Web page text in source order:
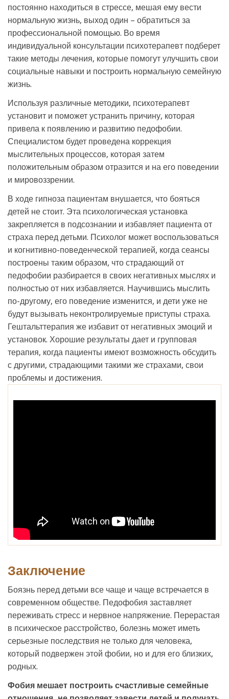
постоянно находиться в стрессе, мешая ему вести
нормальную жизнь, выход один – обратиться за
профессиональной помощью. Во время
индивидуальной консультации психотерапевт подберет
такие методы лечения, которые помогут улучшить свои
социальные навыки и построить нормальную семейную
жизнь.
Используя различные методики, психотерапевт
установит и поможет устранить причину, которая
привела к появлению и развитию педофобии.
Специалистом будет проведена коррекция
мыслительных процессов, которая затем
положительным образом отразится и на его поведении
и мировоззрении.
В ходе гипноза пациентам внушается, что бояться
детей не стоит. Эта психологическая установка
закрепляется в подсознании и избавляет пациента от
страха перед детьми. Психолог может воспользоваться
и когнитивно-поведенческой терапией, когда сеансы
построены таким образом, что страдающий от
педофобии разбирается в своих негативных мыслях и
полностью от них избавляется. Научившись мыслить
по-другому, его поведение изменится, и дети уже не
будут вызывать неконтролируемые приступы страха.
Гештальттерапия же избавит от негативных эмоций и
установок. Хорошие результаты дает и групповая
терапия, когда пациенты имеют возможность обсудить
с другими, страдающими такими же страхами, свои
проблемы и достижения.
Заключение
Боязнь перед детьми все чаще и чаще встречается в
современном обществе. Педофобия заставляет
переживать стресс и нервное напряжение. Перерастая
в психическое расстройство, болезнь может иметь
серьезные последствия не только для человека,
который подвержен этой фобии, но и для его близких,
родных.
Фобия мешает построить счастливые семейные